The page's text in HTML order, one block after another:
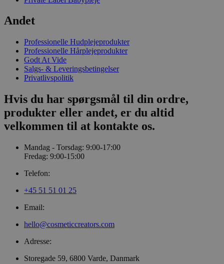
Andet
Professionelle Hudplejeprodukter
Professionelle Hårplejeprodukter
Godt At Vide
Salgs- & Leveringsbetingelser
Privatlivspolitik
Hvis du har spørgsmål til din ordre,
produkter eller andet, er du altid
velkommen til at kontakte os.
Mandag - Torsdag: 9:00-17:00
Fredag: 9:00-15:00
Telefon:
+45 51 51 01 25
Email:
hello@cosmeticcreators.com
Adresse:
Storegade 59, 6800 Varde, Danmark